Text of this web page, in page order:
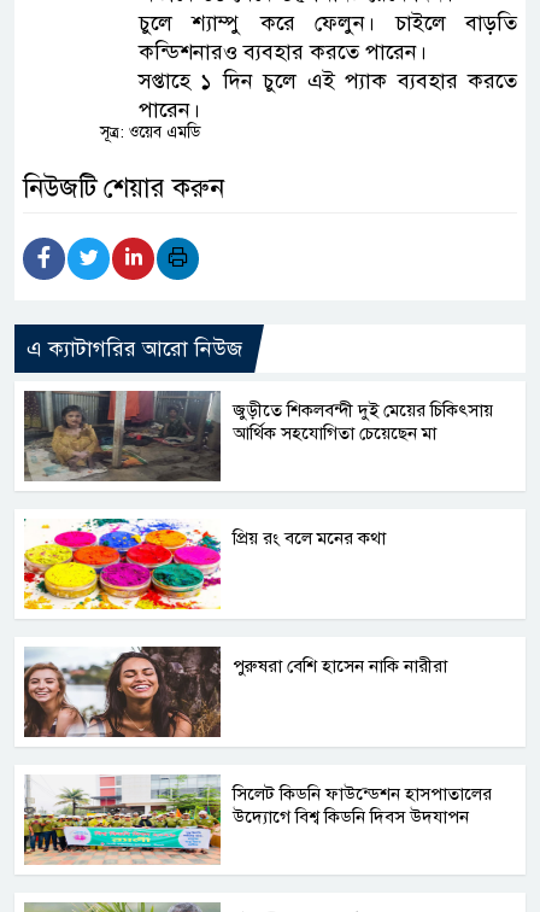
চুলে শ্যাম্পু করে ফেলুন। চাইলে বাড়তি
কন্ডিশনারও ব্যবহার করতে পারেন।
সপ্তাহে ১ দিন চুলে এই প্যাক ব্যবহার করতে
পারেন।
সূত্র: ওয়েব এমডি
নিউজটি শেয়ার করুন
এ ক্যাটাগরির আরো নিউজ
জুড়ীতে শিকলবন্দী দুই মেয়ের চিকিৎসায়
আর্থিক সহযোগিতা চেয়েছেন মা
প্রিয় রং বলে মনের কথা
পুরুষরা বেশি হাসেন নাকি নারীরা
সিলেট কিডনি ফাউন্ডেশন হাসপাতালের
উদ্যোগে বিশ্ব কিডনি দিবস উদযাপন